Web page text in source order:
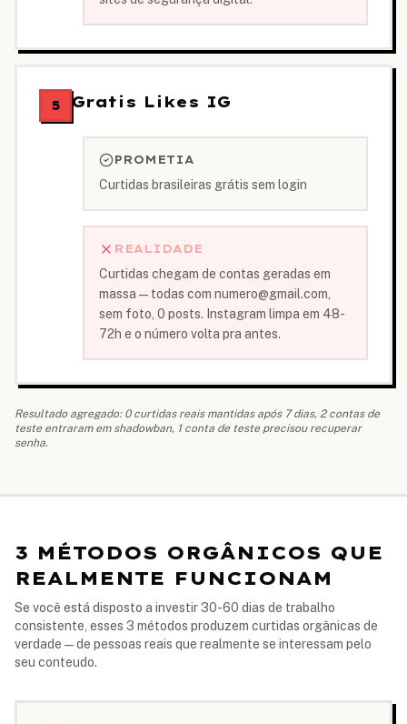
5 Gratis Likes IG
PROMETIA
Curtidas brasileiras grátis sem login
REALIDADE
Curtidas chegam de contas geradas em
massa — todas com numero@gmail.com,
sem foto, 0 posts. Instagram limpa em 48-
72h e o número volta pra antes.
Resultado agregado: 0 curtidas reais mantidas após 7 dias, 2 contas de
teste entraram em shadowban, 1 conta de teste precisou recuperar
senha.
3 MÉTODOS ORGÂNICOS QUE
REALMENTE FUNCIONAM
Se você está disposto a investir 30-60 dias de trabalho
consistente, esses 3 métodos produzem curtidas orgânicas de
verdade — de pessoas reais que realmente se interessam pelo
seu conteudo.